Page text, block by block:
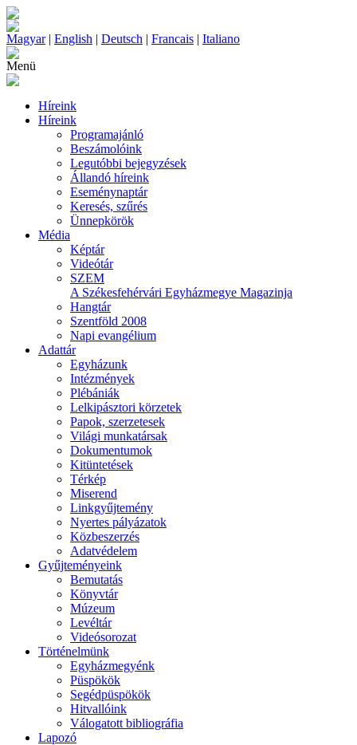
Magyar| English | Deutsch | Francais | Italiano
Menü
Híreink
Híreink
Programajánló
Beszámolóink
Legutóbbi bejegyzések
Állandó híreink
Eseménynaptár
Keresés, szűrés
Ünnepkörök
Média
Képtár
Videótár
SZEM
A Székesfehérvári Egyházmegye Magazinja
Hangtár
Szentföld 2008
Napi evangélium
Adattár
Egyházunk
Intézmények
Plébániák
Lelkipásztori körzetek
Papok, szerzetesek
Világi munkatársak
Dokumentumok
Kitüntetések
Térkép
Miserend
Linkgyűjtemény
Nyertes pályázatok
Közbeszerzés
Adatvédelem
Gyűjteményeink
Bemutatás
Könyvtár
Múzeum
Levéltár
Videósorozat
Történelmünk
Egyházmegyénk
Püspökök
Segédpüspökök
Hitvallóink
Válogatott bibliográfia
Lapozó